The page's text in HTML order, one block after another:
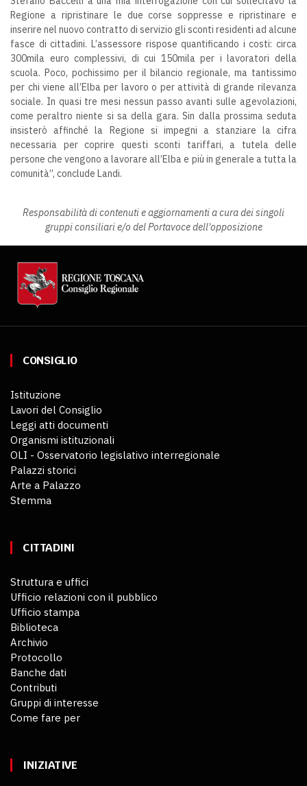
Regione a ripristinare le due corse soppresse e ripristinare e
inserire nel nuovo contratto di servizio gli sconti residenti ad alcune
fasce di cittadini. L’assessore rispose quantificando i costi: circa
300mila euro complessivi, di cui 150mila per i lavoratori della
scuola. Poco, pochissimo per il bilancio regionale, ma tantissimo
per chi viene all’Elba per lavoro o per attività di grande rilevanza
sociale. In quasi tre mesi nessun passo avanti sulle agevolazioni,
come peraltro niente si sa della gara. Sin dalla prossima seduta
insisterò affinché la Regione si impegni a stanziare la cifra
necessaria per coprire questi sconti tariffari, a tutela delle
persone che vengono a lavorare all’Elba e più in generale a tutta la
comunità”, conclude Landi.
Responsabilità di contenuti e aggiornamenti a cura dei singoli
gruppi consiliari e/o del Portavoce dell'opposizione
CONSIGLIO
Istituzione
Lavori del Consiglio
Leggi atti documenti
Organismi istituzionali
OLI - Osservatorio legislativo interregionale
Palazzi storici
Arte a Palazzo
Stemma
CITTADINI
Struttura e uffici
Ufficio relazioni con il pubblico
Ufficio stampa
Biblioteca
Archivio
Protocollo
Banche dati
Contributi
Gruppi di interesse
Come fare per
INIZIATIVE